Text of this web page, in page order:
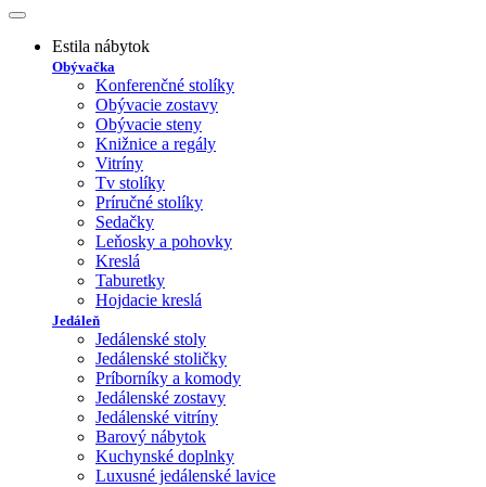
Estila nábytok
Obývačka
Konferenčné stolíky
Obývacie zostavy
Obývacie steny
Knižnice a regály
Vitríny
Tv stolíky
Príručné stolíky
Sedačky
Leňosky a pohovky
Kreslá
Taburetky
Hojdacie kreslá
Jedáleň
Jedálenské stoly
Jedálenské stoličky
Príborníky a komody
Jedálenské zostavy
Jedálenské vitríny
Barový nábytok
Kuchynské doplnky
Luxusné jedálenské lavice